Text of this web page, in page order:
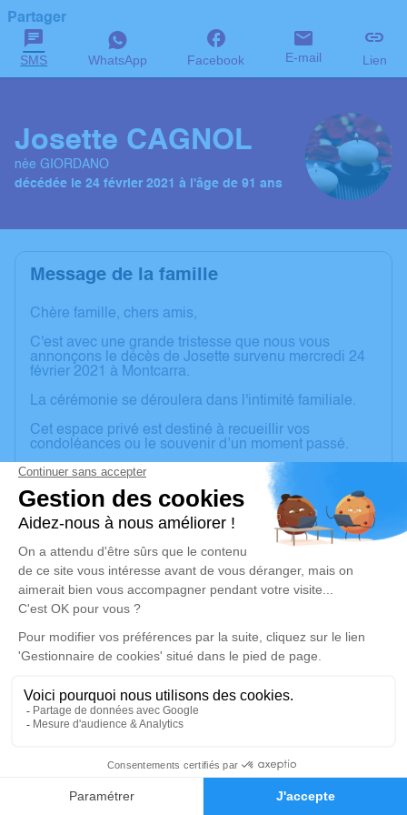
Faire-part Hommages
Partager
SMS WhatsApp Facebook E-mail Lien
Josette CAGNOL
née GIORDANO
décédée le 24 février 2021 à l'âge de 91 ans
Message de la famille
Chère famille, chers amis,
C'est avec une grande tristesse que nous vous
annonçons le décès de Josette survenu mercredi 24
février 2021 à Montcarra.
La cérémonie se déroulera dans l'intimité familiale.
Cet espace privé est destiné à recueillir vos
condoléances ou le souvenir d’un moment passé.
Merci pour vos pensées.
Un service de plantation d’arbre hommage est
disponible ici.
Je rends hommage
Cérémonie civile
samedi 06 mars 2021 à 13h15
2740 Route de Montmelas
69400 Gleizé
Je rends hommage